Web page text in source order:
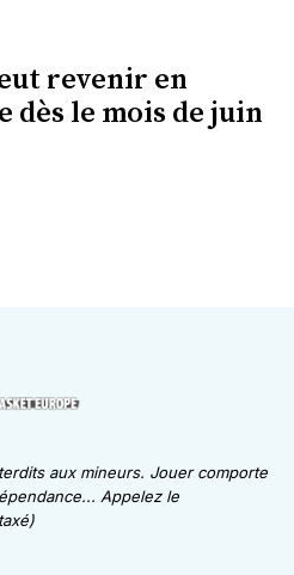
revenir en
dès le mois de juin
aux mineurs. Jouer comporte
Appelez le